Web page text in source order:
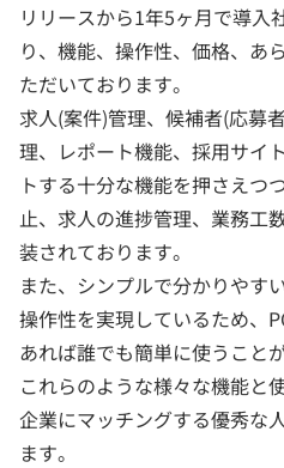
リリースから1年5ヶ月で導入
り、機能、操作性、価格、あ
ただいております。
求人(案件)管理、候補者(応募
理、レポート機能、採用サイ
トする十分な機能を押さえつ
止、求人の進捗管理、業務工
装されております。
また、シンプルで分かりやす
操作性を実現しているため、
あれば誰でも簡単に使うこと
これらのような様々な機能と
企業にマッチングする優秀な
ます。